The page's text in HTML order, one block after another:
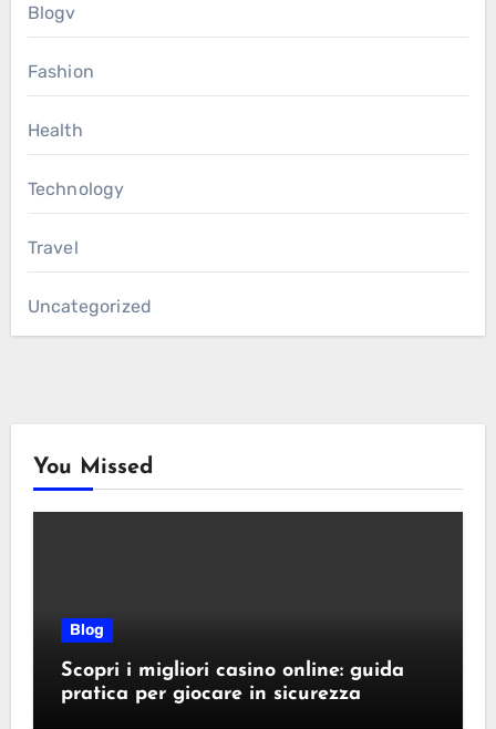
Blogv
Fashion
Health
Technology
Travel
Uncategorized
You Missed
Blog
Scopri i migliori casino online: guida
pratica per giocare in sicurezza